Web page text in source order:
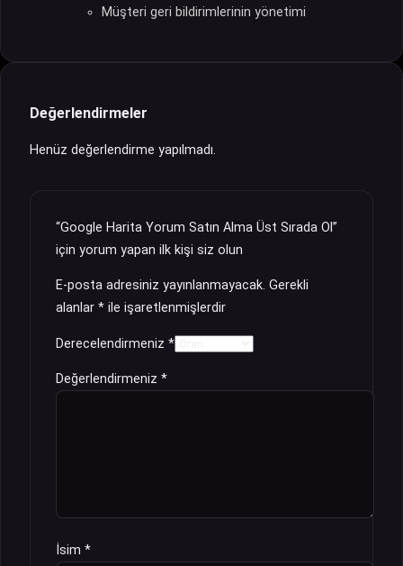
Müşteri geri bildirimlerinin yönetimi
Değerlendirmeler
Henüz değerlendirme yapılmadı.
“Google Harita Yorum Satın Alma Üst Sırada Ol”
için yorum yapan ilk kişi siz olun
E-posta adresiniz yayınlanmayacak. Gerekli
alanlar * ile işaretlenmişlerdir
Derecelendirmeniz *
Değerlendirmeniz *
İsim *